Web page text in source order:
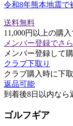
令和8年熊本地震で
送料無料
11,000円以上の購
メンバー登録でさ
メンバー登録して
クラブ下取り
クラブ購入時に下
返品可能
到着後8日以内なら
ゴルフギア